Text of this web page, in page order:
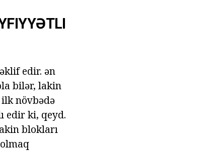
edir. ən
bilər, lakin
növbədə
edir ki, qeyd.
blokları